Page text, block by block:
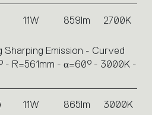
11W 859lm 2700K
Sharping Emission - Curved
- R=561mm - α=60° - 3000K -
11W 865lm 3000K